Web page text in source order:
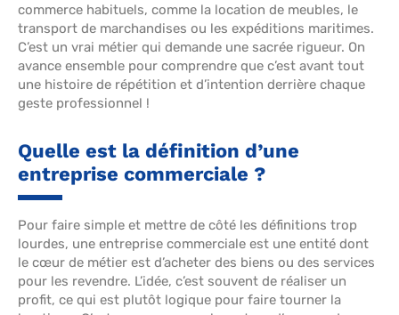
commerce habituels, comme la location de meubles, le
transport de marchandises ou les expéditions maritimes.
C’est un vrai métier qui demande une sacrée rigueur. On
avance ensemble pour comprendre que c’est avant tout
une histoire de répétition et d’intention derrière chaque
geste professionnel !
Quelle est la définition d’une
entreprise commerciale ?
Pour faire simple et mettre de côté les définitions trop
lourdes, une entreprise commerciale est une entité dont
le cœur de métier est d’acheter des biens ou des services
pour les revendre. L’idée, c’est souvent de réaliser un
profit, ce qui est plutôt logique pour faire tourner la